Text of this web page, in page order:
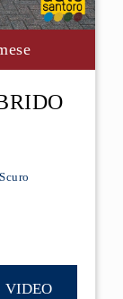
VIDEO